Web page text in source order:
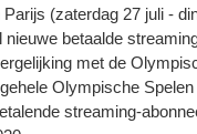
(zaterdag 27 juli -
nieuwe betaalde
met de
Olympische
streaming-